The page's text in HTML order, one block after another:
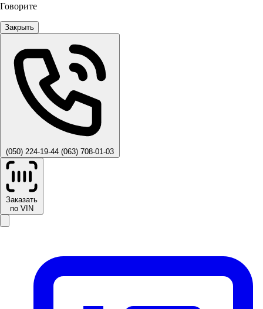
Говорите
Закрыть
(050) 224-19-44 (063) 708-01-03
Заказать
по VIN